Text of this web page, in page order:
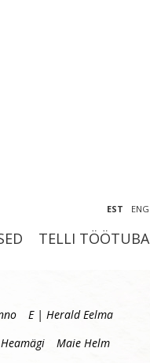
EST ENG
TELLI TÖÖTUBA
E | Herald Eelma
Maie Helm